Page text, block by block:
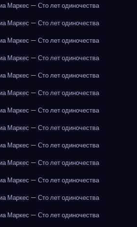
Маркес — Сто лет одиночества
Маркес — Сто лет одиночества
Маркес — Сто лет одиночества
Маркес — Сто лет одиночества
Маркес — Сто лет одиночества
Маркес — Сто лет одиночества
Маркес — Сто лет одиночества
Маркес — Сто лет одиночества
Маркес — Сто лет одиночества
Маркес — Сто лет одиночества
Маркес — Сто лет одиночества
Маркес — Сто лет одиночества
Маркес — Сто лет одиночества